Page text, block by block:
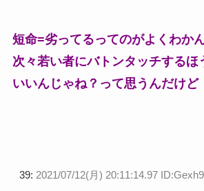
短命=劣ってるってのがよくわか
次々若い者にバトンタッチするほ
いいんじゃね？って思うんだけど
39: 2021/07/12(月) 20:11:14.97